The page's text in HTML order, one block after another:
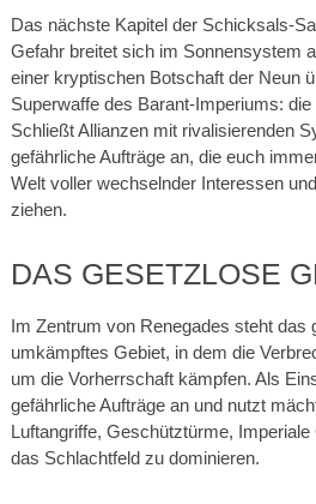
Das nächste Kapitel der Schicksals-
Gefahr breitet sich im Sonnensystem
einer kryptischen Botschaft der Neun
Superwaffe des Barant-Imperiums:
Schließt Allianzen mit rivalisierenden
gefährliche Aufträge an, die euch
Welt voller wechselnder Interessen
ziehen.
DAS GESETZLOSE
Im Zentrum von Renegades steht
umkämpftes Gebiet, in dem die
um die Vorherrschaft kämpfen. Als
gefährliche Aufträge an und nutzt
Luftangriffe, Geschütztürme,
das Schlachtfeld zu dominieren.